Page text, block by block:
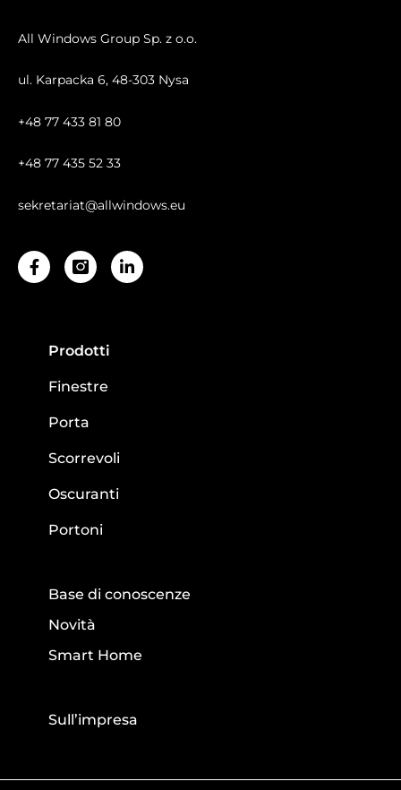
All Windows Group Sp. z o.o.
ul. Karpacka 6, 48-303 Nysa
+48 77 433 81 80
+48 77 435 52 33
sekretariat@allwindows.eu
Facebook-
f
Linkedin-
in
Prodotti
Finestre
Porta
Scorrevoli
Oscuranti
Portoni
Base di conoscenze
Novità
Smart Home
Sull’impresa